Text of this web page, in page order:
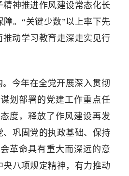
神推进作风建设常态化长
。“关键少数”以上率下先
动学习教育走深走实见行
今年在全党开展深入贯彻
划部署的党建工作重点任
度，释放了作风建设再发
巩固党的执政基础、保持
革命具有重大而深远的意
八项规定精神，有力推动